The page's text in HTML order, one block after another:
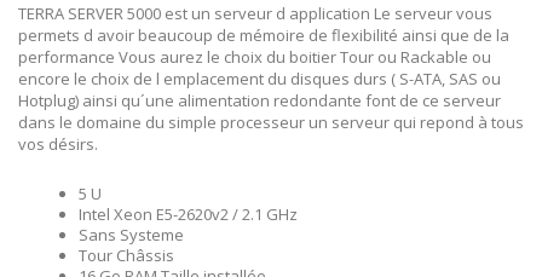
TERRA SERVER 5000 est un serveur d application Le serveur vous
permets d avoir beaucoup de mémoire de flexibilité ainsi que de la
performance Vous aurez le choix du boitier Tour ou Rackable ou
encore le choix de l emplacement du disques durs ( S-ATA, SAS ou
Hotplug) ainsi qu´une alimentation redondante font de ce serveur
dans le domaine du simple processeur un serveur qui repond à tous
vos désirs.
5 U
Intel Xeon E5-2620v2 / 2.1 GHz
Sans Systeme
Tour Châssis